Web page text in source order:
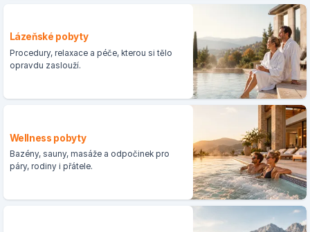
Lázeňské pobyty
Procedury, relaxace a péče, kterou si tělo
opravdu zaslouží.
Wellness pobyty
Bazény, sauny, masáže a odpočinek pro
páry, rodiny i přátele.